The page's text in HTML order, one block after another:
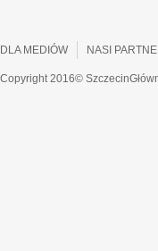
DLA MEDIÓW NASI
Copyright 2016©